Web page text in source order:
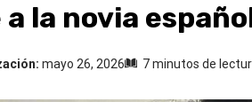
a la novia
mayo 26, 2026 7 minutos de